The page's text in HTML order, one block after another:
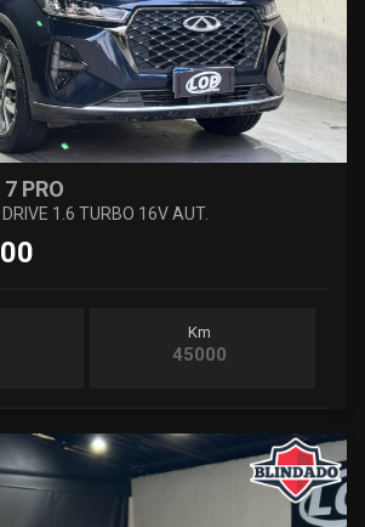
PRO
1.6 TURBO 16V AUT.
Km
45000